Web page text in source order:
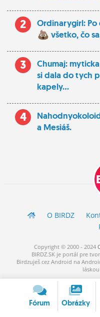
2 Ordinarygirl: Po
všetko, čo
3
Chumaj:
si dala do tych
kapely...
4
a Mesiáš.
O BIRDZ
Copyright © 2000 - 2024
BIRDZ.SK je portál pre
Birdzuješ cez Android na
Fórum Obrázky